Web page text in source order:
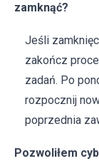
zamknąć?
Jeśli
zakończ
zadań. Po
rozpocznij
poprzednia
Pozwoliłem